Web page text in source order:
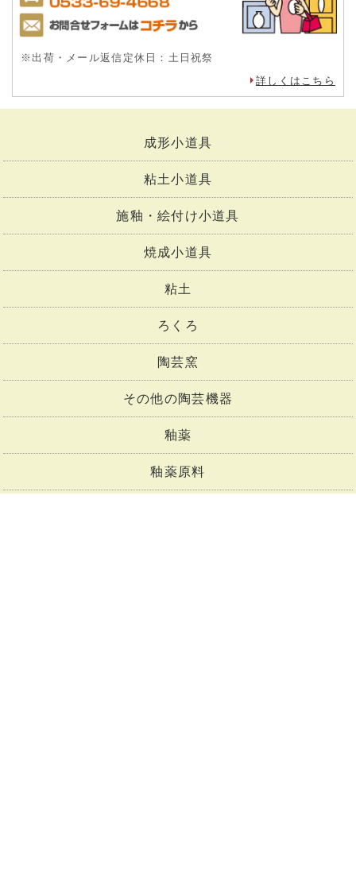
※出荷・メール返信定休日：土日祝祭
詳しくはこちら
成形小道具
粘土小道具
施釉・絵付け小道具
焼成小道具
粘土
ろくろ
陶芸窯
その他の陶芸機器
釉薬
釉薬原料